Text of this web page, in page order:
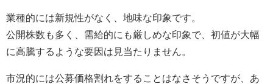
業種的には新規性がなく、地味な印象です。
公開株数も多く、需給的にも厳しめな印象で、初値が大幅
に高騰するような要因は見当たりません。
市況的には公募価格割れをすることはなさそうですが、あ